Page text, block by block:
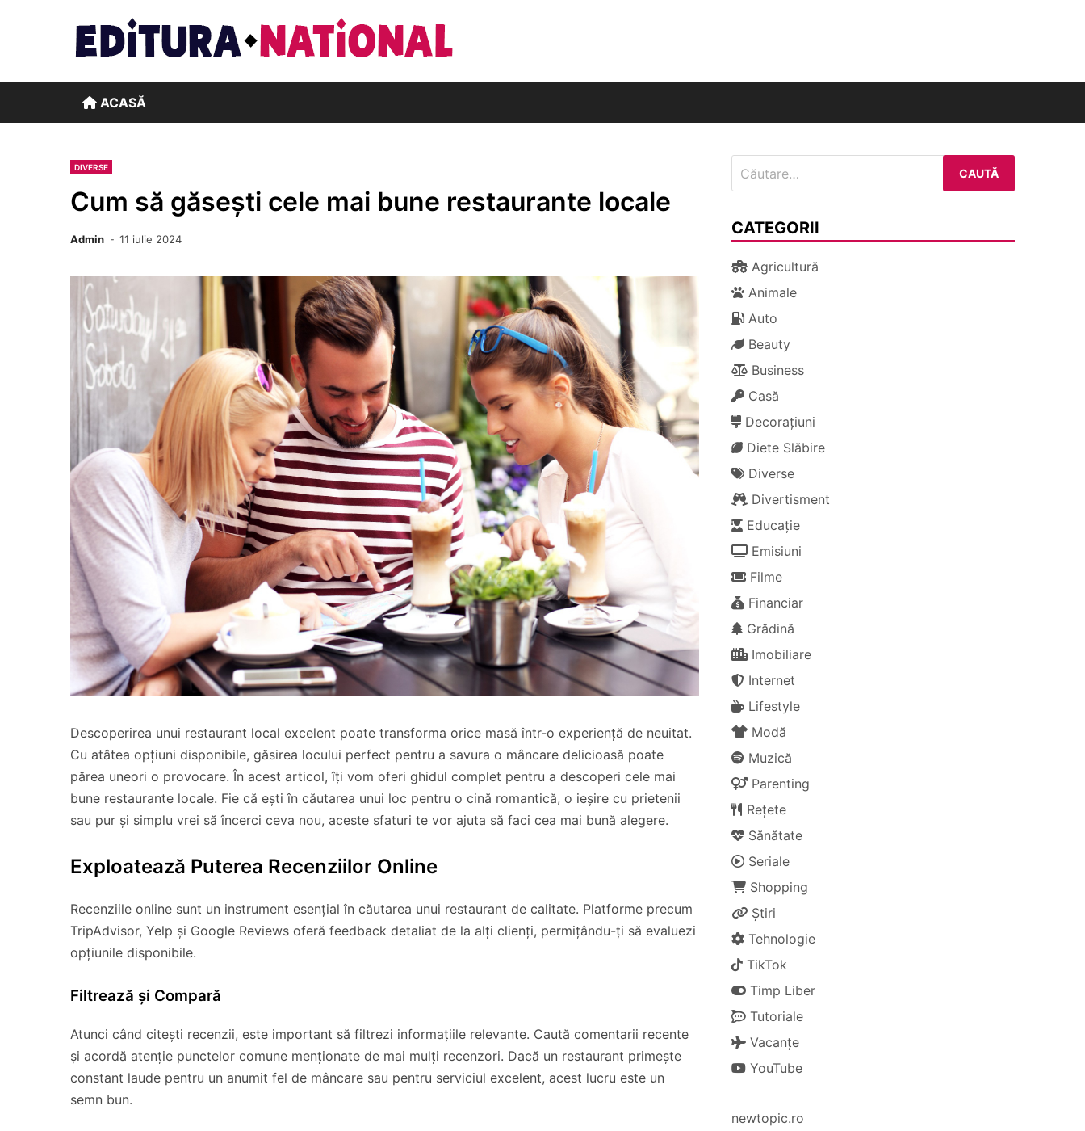
Editura Național
ACASĂ
DIVERSE
Cum să găsești cele mai bune restaurante locale
Admin 11 iulie 2024
Descoperirea unui restaurant local excelent poate transforma orice masă într-o experiență de neuitat.
Cu atâtea opțiuni disponibile, găsirea locului perfect pentru a savura o mâncare delicioasă poate
părea uneori o provocare. În acest articol, îți vom oferi ghidul complet pentru a descoperi cele mai
bune restaurante locale. Fie că ești în căutarea unui loc pentru o cină romantică, o ieșire cu prietenii
sau pur și simplu vrei să încerci ceva nou, aceste sfaturi te vor ajuta să faci cea mai bună alegere.
Exploatează Puterea Recenziilor Online
Recenziile online sunt un instrument esențial în căutarea unui restaurant de calitate. Platforme precum
TripAdvisor, Yelp și Google Reviews oferă feedback detaliat de la alți clienți, permițându-ți să evaluezi
opțiunile disponibile.
Filtrează și Compară
Atunci când citești recenzii, este important să filtrezi informațiile relevante. Caută comentarii recente
și acordă atenție punctelor comune menționate de mai mulți recenzori. Dacă un restaurant primește
constant laude pentru un anumit fel de mâncare sau pentru serviciul excelent, acest lucru este un
semn bun.
după:
CATEGORII
Agricultură
Animale
Auto
Beauty
Business
Casă
Decorațiuni
Diete Slăbire
Diverse
Divertisment
Educație
Emisiuni
Filme
Financiar
Grădină
Imobiliare
Internet
Lifestyle
Modă
Muzică
Parenting
Rețete
Sănătate
Seriale
Shopping
Știri
Tehnologie
TikTok
Timp Liber
Tutoriale
Vacanțe
YouTube
newtopic.ro